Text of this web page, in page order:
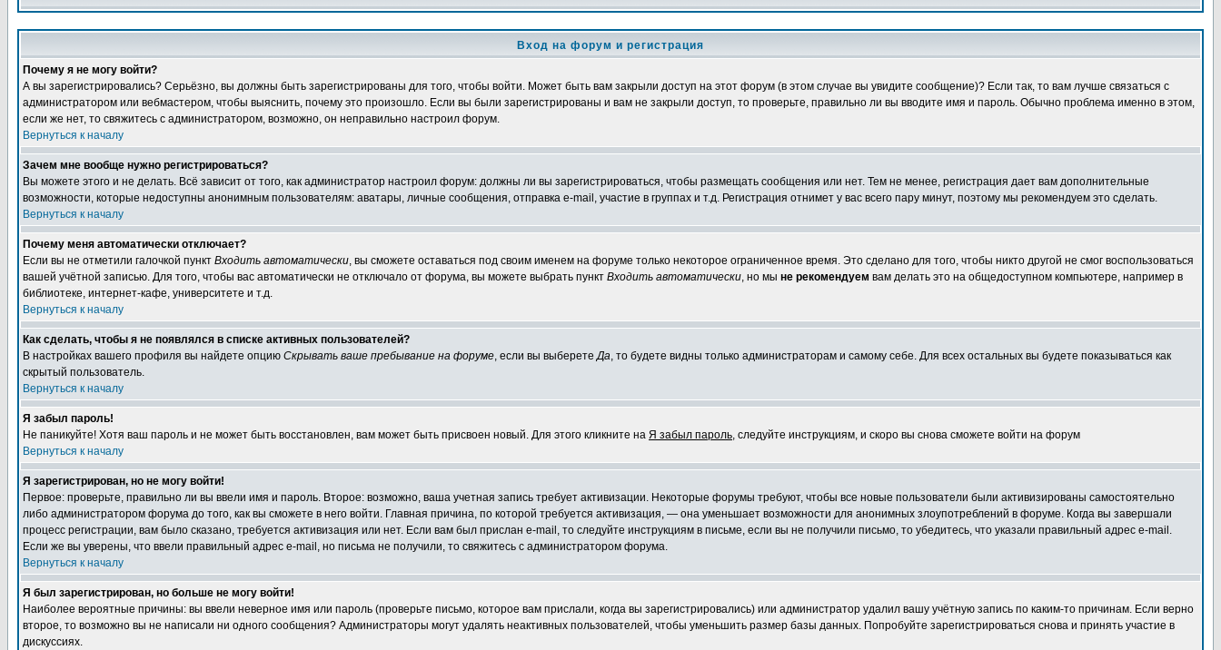
Вход на форум и регистрация
Почему я не могу войти?
А вы зарегистрировались? Серьёзно, вы должны быть зарегистрированы для того, чтобы войти. Может быть вам закрыли доступ на этот форум (в этом случае вы увидите сообщение)? Если так, то вам лучше связаться с
администратором или вебмастером, чтобы выяснить, почему это произошло. Если вы были зарегистрированы и вам не закрыли доступ, то проверьте, правильно ли вы вводите имя и пароль. Обычно проблема именно в этом,
если же нет, то свяжитесь с администратором, возможно, он неправильно настроил форум.
Вернуться к началу
Зачем мне вообще нужно регистрироваться?
Вы можете этого и не делать. Всё зависит от того, как администратор настроил форум: должны ли вы зарегистрироваться, чтобы размещать сообщения или нет. Тем не менее, регистрация дает вам дополнительные
возможности, которые недоступны анонимным пользователям: аватары, личные сообщения, отправка e-mail, участие в группах и т.д. Регистрация отнимет у вас всего пару минут, поэтому мы рекомендуем это сделать.
Вернуться к началу
Почему меня автоматически отключает?
Если вы не отметили галочкой пункт Входить автоматически, вы сможете оставаться под своим именем на форуме только некоторое ограниченное время. Это сделано для того, чтобы никто другой не смог воспользоваться
вашей учётной записью. Для того, чтобы вас автоматически не отключало от форума, вы можете выбрать пункт Входить автоматически, но мы не рекомендуем вам делать это на общедоступном компьютере, например в
библиотеке, интернет-кафе, университете и т.д.
Вернуться к началу
Как сделать, чтобы я не появлялся в списке активных пользователей?
В настройках вашего профиля вы найдете опцию Скрывать ваше пребывание на форуме, если вы выберетеДа, то будете видны только администраторам и самому себе. Для всех остальных вы будете показываться как
скрытый пользователь.
Вернуться к началу
Я забыл пароль!
Не паникуйте! Хотя ваш пароль и не может быть восстановлен, вам может быть присвоен новый. Для этого кликните на Я забыл пароль, следуйте инструкциям, и скоро вы снова сможете войти на форум
Вернуться к началу
Я зарегистрирован, но не могу войти!
Первое: проверьте, правильно ли вы ввели имя и пароль. Второе: возможно, ваша учетная запись требует активизации. Некоторые форумы требуют, чтобы все новые пользователи были активизированы самостоятельно
либо администратором форума до того, как вы сможете в него войти. Главная причина, по которой требуется активизация, — она уменьшает возможности для анонимных злоупотреблений в форуме. Когда вы завершали
процесс регистрации, вам было сказано, требуется активизация или нет. Если вам был прислан e-mail, то следуйте инструкциям в письме, если вы не получили письмо, то убедитесь, что указали правильный адрес e-mail.
Если же вы уверены, что ввели правильный адрес e-mail, но письма не получили, то свяжитесь с администратором форума.
Вернуться к началу
Я был зарегистрирован, но больше не могу войти!
Наиболее вероятные причины: вы ввели неверное имя или пароль (проверьте письмо, которое вам прислали, когда вы зарегистрировались) или администратор удалил вашу учётную запись по каким-то причинам. Если верно
второе, то возможно вы не написали ни одного сообщения? Администраторы могут удалять неактивных пользователей, чтобы уменьшить размер базы данных. Попробуйте зарегистрироваться снова и принять участие в
дискуссиях.